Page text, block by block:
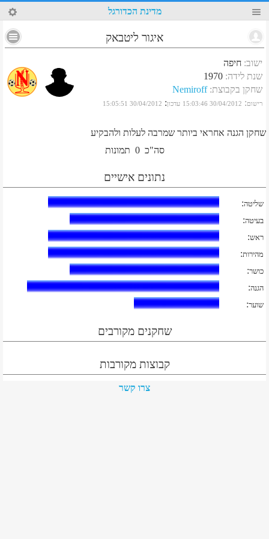
52 מדינת הכדורגל
איגור ליטבאק
ישוב: חיפה
שנת לידה:
1970
שחקן בקבוצת:
Nemiroff
רישום:
30/04/2012 15:03:46 עדכון:
30/04/2012 15:05:51
שחקן הגנה אחראי ביותר שמרבה לעלות ולהבקיע
סה"כ 0 תמונות
נתונים אישיים
שליטה:
בעיטה:
ראש:
מהירות:
כושר:
הגנה:
שוער:
שחקנים מקורבים
קבוצות מקורבות
צרו קשר